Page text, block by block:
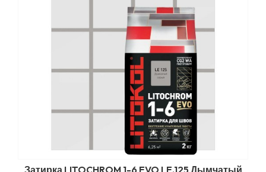
Затирка LITOCHROM 1-6 EVO LE.125 Дымчатый